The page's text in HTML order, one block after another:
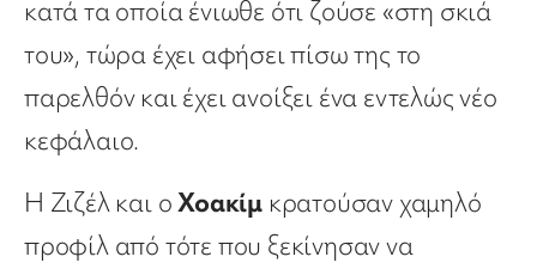
κατά τα οποία ένιωθε ότι ζούσε «στη σκιά
του», τώρα έχει αφήσει πίσω της το
παρελθόν και έχει ανοίξει ένα εντελώς νέο
κεφάλαιο.
Η Ζιζέλ και οΧοακίμ κρατούσαν χαμηλό
προφίλ από τότε που ξεκίνησαν να